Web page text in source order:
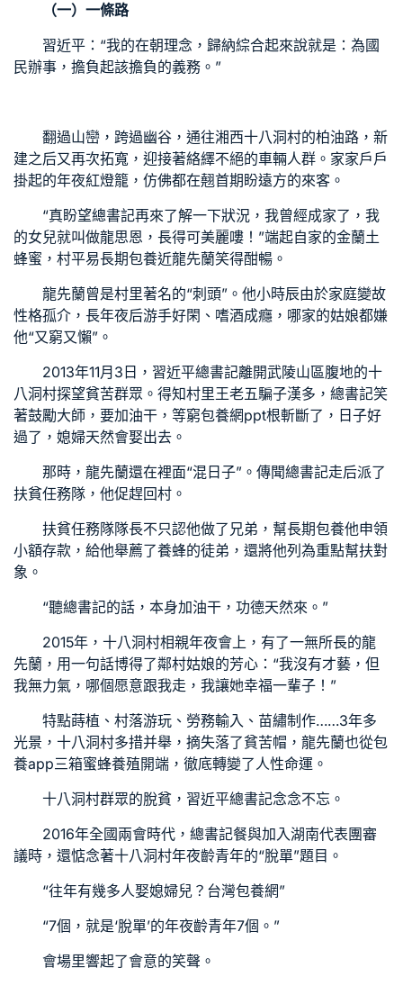
（一）一條路
習近平：“我的在朝理念，歸納綜合起來說就是：為國
民辦事，擔負起該擔負的義務。”
翻過山巒，跨過幽谷，通往湘西十八洞村的柏油路，新
建之后又再次拓寬，迎接著絡繹不絕的車輛人群。家家戶戶
掛起的年夜紅燈籠，仿佛都在翹首期盼遠方的來客。
“真盼望總書記再來了解一下狀況，我曾經成家了，我
的女兒就叫做龍思恩，長得可美麗嘍！”端起自家的金蘭土
蜂蜜，村平易長期包養近龍先蘭笑得酣暢。
龍先蘭曾是村里著名的“刺頭”。他小時辰由於家庭變故
性格孤介，長年夜后游手好閑、嗜酒成癮，哪家的姑娘都嫌
他“又窮又懶”。
2013年11月3日，習近平總書記離開武陵山區腹地的十
八洞村探望貧苦群眾。得知村里王老五騙子漢多，總書記笑
著鼓勵大師，要加油干，等窮包養網ppt根斬斷了，日子好
過了，媳婦天然會娶出去。
那時，龍先蘭還在裡面“混日子”。傳聞總書記走后派了
扶貧任務隊，他促趕回村。
扶貧任務隊隊長不只認他做了兄弟，幫長期包養他申領
小額存款，給他舉薦了養蜂的徒弟，還將他列為重點幫扶對
象。
“聽總書記的話，本身加油干，功德天然來。”
2015年，十八洞村相親年夜會上，有了一無所長的龍
先蘭，用一句話博得了鄰村姑娘的芳心：“我沒有才藝，但
我無力氣，哪個愿意跟我走，我讓她幸福一輩子！”
特點蒔植、村落游玩、勞務輸入、苗繡制作……3年多
光景，十八洞村多措并舉，摘失落了貧苦帽，龍先蘭也從包
養app三箱蜜蜂養殖開端，徹底轉變了人性命運。
十八洞村群眾的脫貧，習近平總書記念念不忘。
2016年全國兩會時代，總書記餐與加入湖南代表團審
議時，還惦念著十八洞村年夜齡青年的“脫單”題目。
“往年有幾多人娶媳婦兒？ 台灣包養網”
“7個，就是‘脫單’的年夜齡青年7個。”
會場里響起了會意的笑聲。